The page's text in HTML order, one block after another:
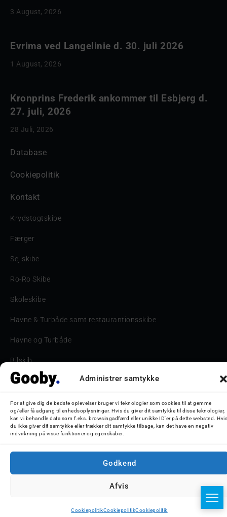
Administrer samtykke
For at give dig de bedste oplevelser bruger vi teknologier som cookies til at gemme
og/eller få adgang til enhedsoplysninger. Hvis du giver dit samtykke til disse teknologier,
kan vi behandle data som f.eks. browsingadfærd eller unikke ID'er på dette websted. Hvis
du ikke giver dit samtykke eller trækker dit samtykke tilbage, kan det have en negativ
indvirkning på visse funktioner og egenskaber.
Godkend
Afvis
CookiepolitikCookiepolitikCookiepolitik
3 August, 2026
Evrima ved Langelinie d. 30. juli 2026
1 August, 2026
Kronprins Frederik ankommer til Esbjerg d.
27. juli, 2026
28 Juli, 2026
Database
Cookiepolitik
Kontakt
Krydstogtskibe
Færger
Sejlskibe
Ro-Ro Skibe
Skoleskibe
Havne & Turbåde samt restaurantionsskibe
Havne og Turbåde
Bilskib
Storebæltsbroen
Oceanliner
© 2026 Nicolaj D. Jepsen - Gooby.dk